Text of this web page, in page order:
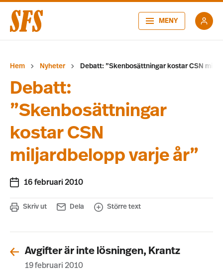
MENY
Hem Nyheter Debatt: ”Skenbosättningar kostar CSN
Debatt:
”Skenbosättningar
kostar CSN
miljardbelopp varje år”
16 februari 2010
Skriv ut Dela Större text
Avgifter är inte lösningen, Krantz
19 februari 2010